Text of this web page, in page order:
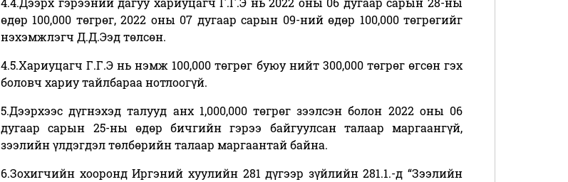
өдөр 100,000 төгрөг, 2022 оны 07 дугаар сарын 09-ний өдөр 100,000 төгрөгийг
нэхэмжлэгч Д.Д.Ээд төлсөн.
4.5.Хариуцагч Г.Г.Э нь нэмж 100,000 төгрөг буюу нийт 300,000 төгрөг өгсөн гэх
боловч хариу тайлбараа нотлоогүй.
5.Дээрхээс дүгнэхэд талууд анх 1,000,000 төгрөг зээлсэн болон 2022 оны 06
дугаар сарын 25-ны өдөр бичгийн гэрээ байгуулсан талаар маргаангүй,
зээлийн үлдэгдэл төлбөрийн талаар маргаантай байна.
6.Зохигчийн хооронд Иргэний хуулийн 281 дүгээр зүйлийн 281.1.-д “Зээлийн